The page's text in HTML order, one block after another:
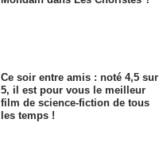
Ce soir entre amis : noté 4,5 sur
5, il est pour vous le meilleur
film de science-fiction de tous
les temps !